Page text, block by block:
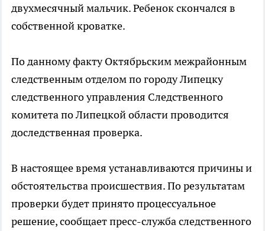
двухмесячный мальчик. Ребенок скончался в
собственной кроватке.
По данному факту Октябрьским межрайонным
следственным отделом по городу Липецку
следственного управления Следственного
комитета по Липецкой области проводится
доследственная проверка.
В настоящее время устанавливаются причины и
обстоятельства происшествия. По результатам
проверки будет принято процессуальное
решение, сообщает пресс-служба следственного